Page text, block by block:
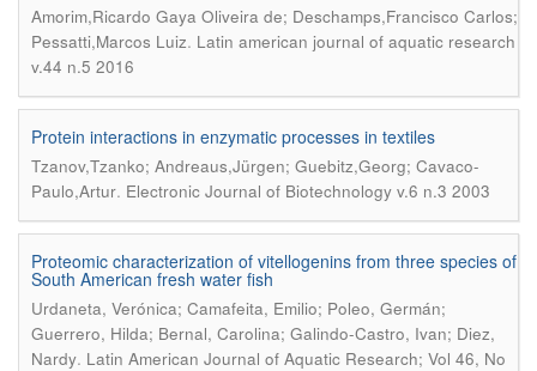
Amorim,Ricardo Gaya Oliveira de; Deschamps,Francisco Carlos;
Pessatti,Marcos Luiz. Latin american journal of aquatic research
v.44 n.5 2016
Protein interactions in enzymatic processes in textiles
Tzanov,Tzanko; Andreaus,Jürgen; Guebitz,Georg; Cavaco-
Paulo,Artur. Electronic Journal of Biotechnology v.6 n.3 2003
Proteomic characterization of vitellogenins from three species of
South American fresh water fish
Urdaneta, Verónica; Camafeita, Emilio; Poleo, Germán;
Guerrero, Hilda; Bernal, Carolina; Galindo-Castro, Ivan; Diez,
Nardy. Latin American Journal of Aquatic Research; Vol 46, No